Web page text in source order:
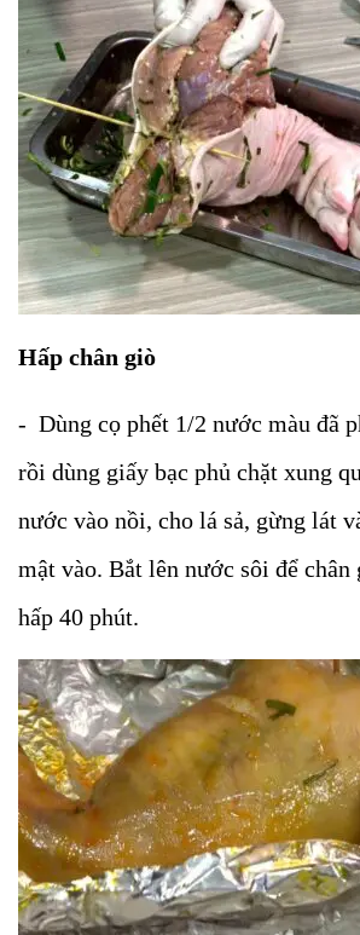
Hấp chân giò
- Dùng cọ phết 1/2 nước màu đã
rồi dùng giấy bạc phủ chặt xung
nước vào nồi, cho lá sả, gừng lát
mật vào. Bắt lên nước sôi để chân
hấp 40 phút.